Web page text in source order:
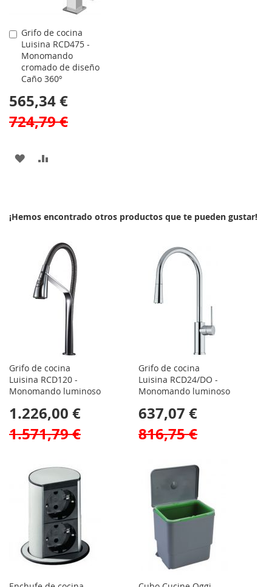
Grifo de cocina
Luisina RCD475 -
Monomando
cromado de diseño
Caño 360º
565,34 €
724,79 €
Comprar
AÑADIR
LISTA
DESEOS
¡Hemos encontrado otros productos que te pueden gustar!
Grifo de cocina
Luisina RCD120 -
Monomando luminoso
1.226,00 €
1.571,79 €
Grifo de cocina
Luisina RCD24/DO -
Monomando luminoso
637,07 €
816,75 €